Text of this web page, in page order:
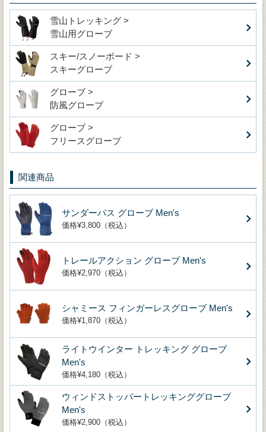
雪山トレッキング >
雪山用グローブ
スキー/スノーボード >
スキーグローブ
グローブ >
防風グローブ
グローブ >
フリースグローブ
関連商品
サンダーパス グローブ Men's
価格¥3,800（税込）
トレールアクション グローブ Men's
価格¥2,970（税込）
シャミース フィンガーレスグローブ Men's
価格¥1,870（税込）
ライトウインター トレッキング グローブ
Men's
価格¥4,180（税込）
ウィンドストッパートレッキンググローブ
Men's
価格¥2,900（税込）